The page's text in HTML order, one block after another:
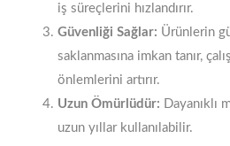
iş süreçlerini hızlandırır.
Güvenliği Sağlar: Ürünlerin
saklanmasına imkan tanır,
önlemlerini artırır.
Uzun Ömürlüdür: Dayanıklı
uzun yıllar kullanılabilir.